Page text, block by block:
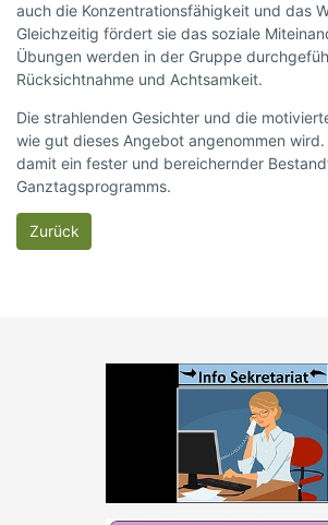
auch die Konzentrationsfähigkeit und das
Gleichzeitig fördert sie das soziale
Übungen werden in der Gruppe
Rücksichtnahme und Achtsamkeit.
Die strahlenden Gesichter und die
wie gut dieses Angebot angenommen wird.
damit ein fester und bereichernder
Ganztagsprogramms.
Zurück